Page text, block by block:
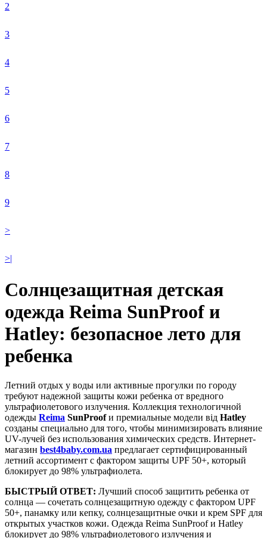
2
3
4
5
6
7
8
9
>
>|
Солнцезащитная детская
одежда Reima SunProof и
Hatley: безопасное лето для
ребенка
Летний отдых у воды или активные прогулки по городу
требуют надежной защиты кожи ребенка от вредного
ультрафиолетового излучения. Коллекция технологичной
одежды Reima SunProofи премиальные модели від Hatley
созданы специально для того, чтобы минимизировать влияние
UV-лучей без использования химических средств. Интернет-
магазин best4baby.com.ua предлагает сертифицированный
летний ассортимент с фактором защиты UPF 50+, который
блокирует до 98% ультрафиолета.
БЫСТРЫЙ ОТВЕТ: Лучший способ защитить ребенка от
солнца — сочетать солнцезащитную одежду с фактором UPF
50+, панамку или кепку, солнцезащитные очки и крем SPF для
открытых участков кожи. Одежда Reima SunProof и Hatley
блокирует до 98% ультрафиолетового излучения и